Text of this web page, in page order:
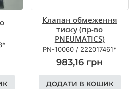
Клапан обмеження
тиску (пр-во
PNEUMATICS)
PN-10060/ 222017461*
983,16 грн
ДОДАТИ В КОШИК